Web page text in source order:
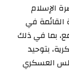
الإسلام
في
بما في ذلك
بتوحيد
العسكري